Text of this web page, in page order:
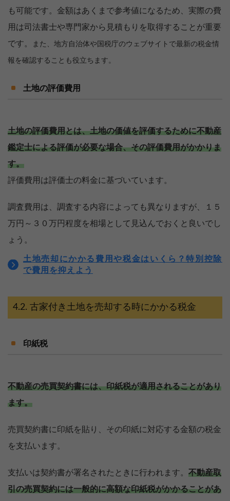
も可能です。金額はあくまで参考値になるため、実際の費
用は司法書士や専門家から見積もりを取得することが重要
です。
また、地方自治体や国税庁のウェブサイトで最新の税金情
報を確認することも役立ちます。
土地の評価費用
土地の評価費用とは、土地の価値を評価するために不動産
鑑定士による評価が必要な場合、その評価費用がかかりま
す。
評価費用は評価士の料金に基づいています。
調査費用は、調査する内容によっても異なりますが、１５
万円～３０万円程度を相場として見込んでおくと良いでし
ょう。
土地売却にかかる費用や税金はいくら？特別控除
で費用を抑えよう
古家付き土地を売却する時にかかる税金
印紙税
不動産の売買契約書には、印紙税が適用されることがあり
ます。
売買契約書に印紙を貼り、その印紙に対応する金額の税金
を支払います。
支払いは契約書が署名されたときに行われます。 不動産取
引の売買契約には一般的に高額な印紙税がかかることがあ